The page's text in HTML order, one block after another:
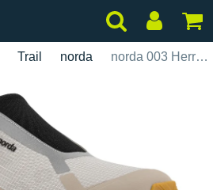
Trail norda norda 003 Herren